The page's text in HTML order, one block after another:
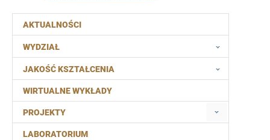
AKTUALNOŚCI
WYDZIAŁ
JAKOŚĆ KSZTAŁCENIA
WIRTUALNE WYKŁADY
PROJEKTY
LABORATORIUM